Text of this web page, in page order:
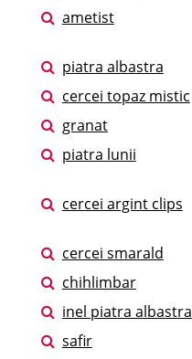
ametist
piatra albastra
cercei topaz mistic
granat
piatra lunii
cercei argint clips
cercei smarald
chihlimbar
inel piatra albastra
safir